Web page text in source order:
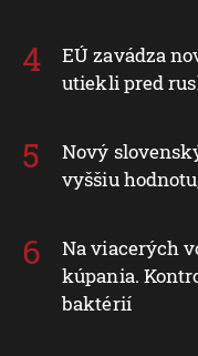
EÚ zavádza
utiekli pred
Nový
vyššiu
Na viacerých
kúpania.
baktérií